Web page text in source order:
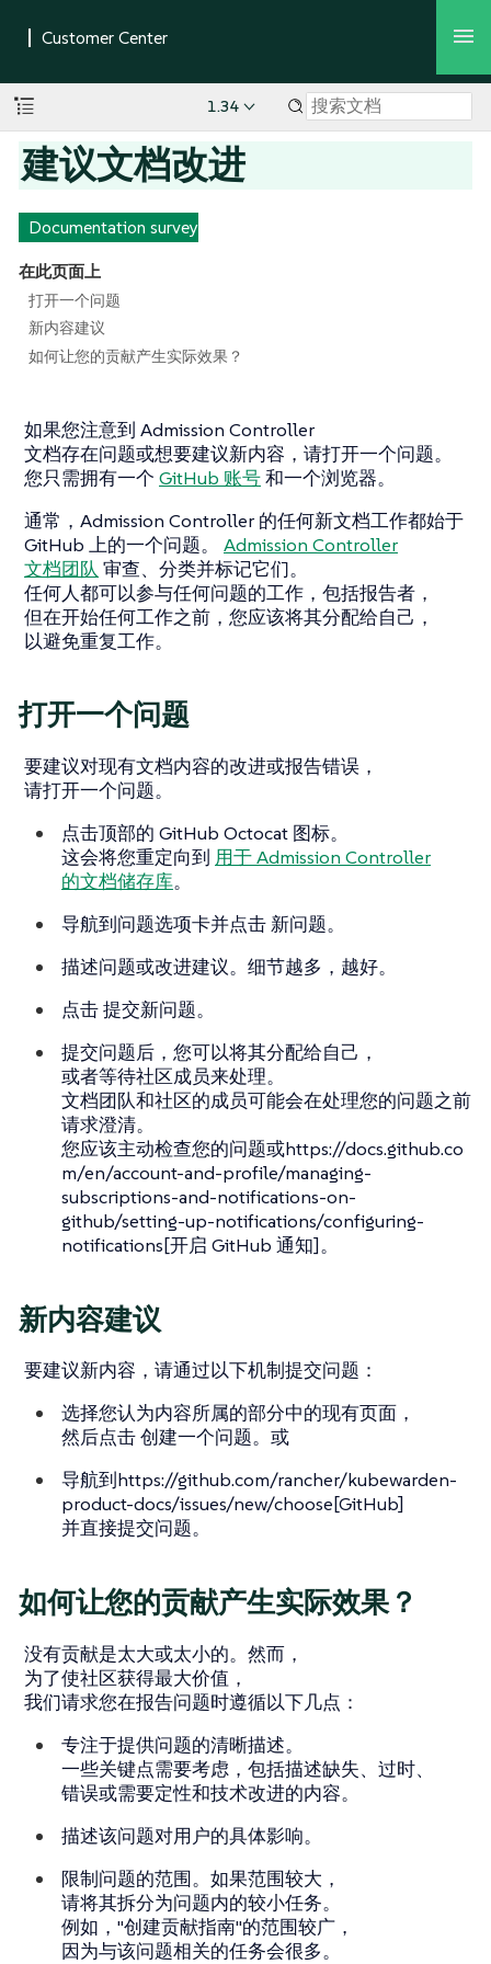
1.34
建议文档改进
Documentation survey
在此页面上
打开一个问题
新内容建议
如何让您的贡献产生实际效果？
如果您注意到 Admission Controller
文档存在问题或想要建议新内容，请打开一个问题。
您只需拥有一个 GitHub 账号和一个浏览器。
通常，Admission Controller 的任何新文档工作都始于
GitHub 上的一个问题。 Admission Controller
文档团队 审查、分类并标记它们。
任何人都可以参与任何问题的工作，包括报告者，
但在开始任何工作之前，您应该将其分配给自己，
以避免重复工作。
打开一个问题
要建议对现有文档内容的改进或报告错误，
请打开一个问题。
点击顶部的 GitHub Octocat 图标。
这会将您重定向到 用于 Admission Controller
的文档储存库。
导航到问题选项卡并点击 新问题。
描述问题或改进建议。细节越多，越好。
点击提交新问题。
提交问题后，您可以将其分配给自己，
或者等待社区成员来处理。
文档团队和社区的成员可能会在处理您的问题之前
请求澄清。
您应该主动检查您的问题或https://docs.github.co
m/en/account-and-profile/managing-
subscriptions-and-notifications-on-
github/setting-up-notifications/configuring-
notifications[开启 GitHub 通知]。
新内容建议
要建议新内容，请通过以下机制提交问题：
选择您认为内容所属的部分中的现有页面，
然后点击创建一个问题。或
导航到https://github.com/rancher/kubewarden-
product-docs/issues/new/choose[GitHub]
并直接提交问题。
如何让您的贡献产生实际效果？
没有贡献是太大或太小的。然而，
为了使社区获得最大价值，
我们请求您在报告问题时遵循以下几点：
专注于提供问题的清晰描述。
一些关键点需要考虑，包括描述缺失、过时、
错误或需要定性和技术改进的内容。
描述该问题对用户的具体影响。
限制问题的范围。如果范围较大，
请将其拆分为问题内的较小任务。
例如，"创建贡献指南"的范围较广，
因为与该问题相关的任务会很多。